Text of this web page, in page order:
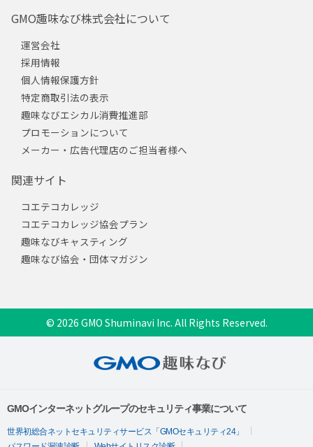
GMO趣味なび株式会社について
運営会社
採用情報
個人情報保護方針
特定商取引法の表示
趣味なびエシカル消費推進部
プロモーションについて
メーカー・広告代理店のご担当者様へ
関連サイト
コエテコカレッジ
コエテコカレッジ協会プラン
趣味なびキャスティング
趣味なび協会・団体マガジン
© 2026 GMO Shuminavi Inc. All Rights Reserved.